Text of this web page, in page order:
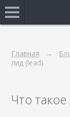
Главная
лид (lead)
Что